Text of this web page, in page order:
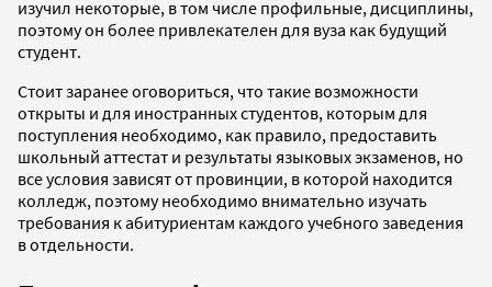
изучил некоторые, в том числе профильные, дисциплины,
поэтому он более привлекателен для вуза как будущий
студент.
Стоит заранее оговориться, что такие возможности
открыты и для иностранных студентов, которым для
поступления необходимо, как правило, предоставить
школьный аттестат и результаты языковых экзаменов, но
все условия зависят от провинции, в которой находится
колледж, поэтому необходимо внимательно изучать
требования к абитуриентам каждого учебного заведения
в отдельности.